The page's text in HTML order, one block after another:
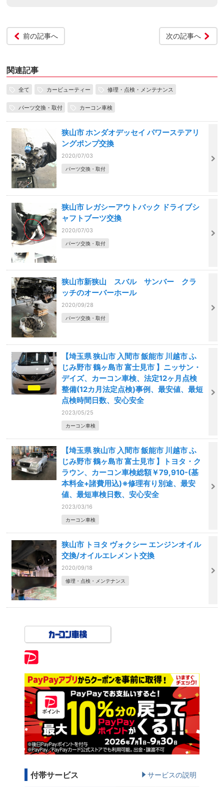
前の記事へ 次の記事へ
関連記事
全て カービューティー 修理・点検・メンテナンス
パーツ交換・取付 カーコン車検
狭山市 ホンダオデッセイ パワーステアリ
ングポンプ交換
2020/07/03
パーツ交換・取付
狭山市 レガシーアウトバック ドライブシ
ャフトブーツ交換
2020/07/03
パーツ交換・取付
狭山市新狭山 スバル サンバー クラ
ッチのオーバーホール
2020/09/28
パーツ交換・取付
【埼玉県 狭山市 入間市 飯能市 川越市 ふ
じみ野市 鶴ヶ島市 富士見市 】ニッサン・
デイズ、カーコン車検、法定12ヶ月点検
整備(12カ月法定点検)事例、最安値、最短
点検時間日数、安心安全
2023/05/25
カーコン車検
【埼玉県 狭山市 入間市 飯能市 川越市 ふ
じみ野市 鶴ヶ島市 富士見市 】トヨタ・ク
ラウン、カーコン車検総額￥79,910-(基
本料金+諸費用込)※修理有り別途、最安
値、最短車検日数、安心安全
2023/03/16
カーコン車検
狭山市 トヨタ ヴォクシー エンジンオイル
交換/オイルエレメント交換
2020/09/18
修理・点検・メンテナンス
付帯サービス サービスの説明